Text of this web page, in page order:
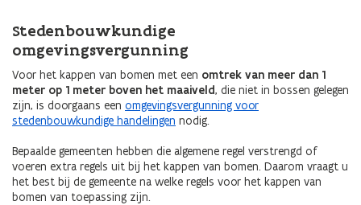
Stedenbouwkundige
omgevingsvergunning
Voor het kappen van bomen met een omtrek van meer dan 1
meter op 1 meter boven het maaiveld, die niet in bossen gelegen
zijn, is doorgaans een omgevingsvergunning voor
stedenbouwkundige handelingen nodig.
Bepaalde gemeenten hebben die algemene regel verstrengd of
voeren extra regels uit bij het kappen van bomen. Daarom vraagt u
het best bij de gemeente na welke regels voor het kappen van
bomen van toepassing zijn.